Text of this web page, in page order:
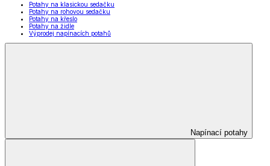
Potahy na klasickou sedačku
Potahy na rohovou sedačku
Potahy na křeslo
Potahy na židle
Výprodej napínacích potahů
Napínací potahy